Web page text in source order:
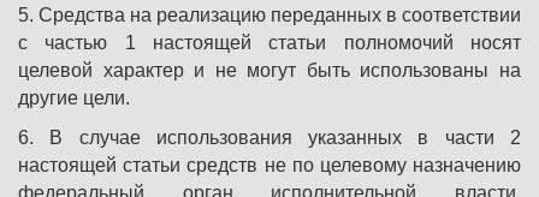
5. Средства на реализацию переданных в соответствии
с частью 1 настоящей статьи полномочий носят
целевой характер и не могут быть использованы на
другие цели.
6. В случае использования указанных в части 2
настоящей статьи средств не по целевому назначению